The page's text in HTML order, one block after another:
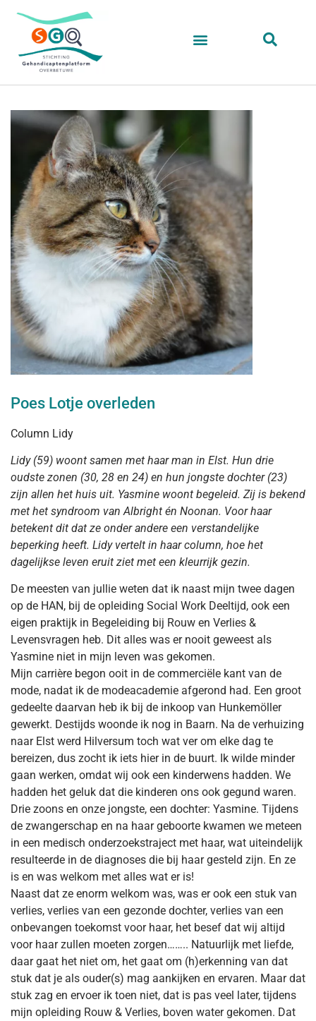
Poes Lotje overleden
Column Lidy
Lidy (59) woont samen met haar man in Elst. Hun drie
oudste zonen (30, 28 en 24) en hun jongste dochter (23)
zijn allen het huis uit. Yasmine woont begeleid. Zij is bekend
met het syndroom van Albright én Noonan. Voor haar
betekent dit dat ze onder andere een verstandelijke
beperking heeft. Lidy vertelt in haar column, hoe het
dagelijkse leven eruit ziet met een kleurrijk gezin.
De meesten van jullie weten dat ik naast mijn twee dagen
op de HAN, bij de opleiding Social Work Deeltijd, ook een
eigen praktijk in Begeleiding bij Rouw en Verlies &
Levensvragen heb. Dit alles was er nooit geweest als
Yasmine niet in mijn leven was gekomen.
Mijn carrière begon ooit in de commerciële kant van de
mode, nadat ik de modeacademie afgerond had. Een groot
gedeelte daarvan heb ik bij de inkoop van Hunkemöller
gewerkt. Destijds woonde ik nog in Baarn. Na de verhuizing
naar Elst werd Hilversum toch wat ver om elke dag te
bereizen, dus zocht ik iets hier in de buurt. Ik wilde minder
gaan werken, omdat wij ook een kinderwens hadden. We
hadden het geluk dat die kinderen ons ook gegund waren.
Drie zoons en onze jongste, een dochter: Yasmine. Tijdens
de zwangerschap en na haar geboorte kwamen we meteen
in een medisch onderzoekstraject met haar, wat uiteindelijk
resulteerde in de diagnoses die bij haar gesteld zijn. En ze
is en was welkom met alles wat er is!
Naast dat ze enorm welkom was, was er ook een stuk van
verlies, verlies van een gezonde dochter, verlies van een
onbevangen toekomst voor haar, het besef dat wij altijd
voor haar zullen moeten zorgen…….. Natuurlijk met liefde,
daar gaat het niet om, het gaat om (h)erkenning van dat
stuk dat je als ouder(s) mag aankijken en ervaren. Maar dat
stuk zag en ervoer ik toen niet, dat is pas veel later, tijdens
mijn opleiding Rouw & Verlies, boven water gekomen. Dat